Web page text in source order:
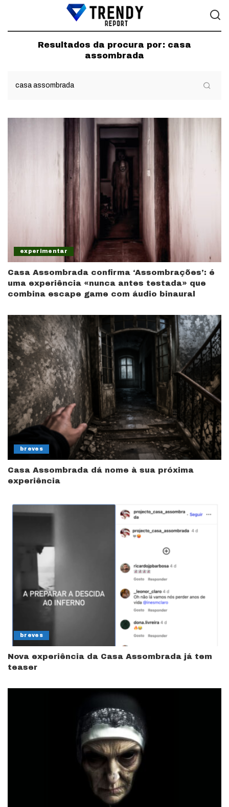
Resultados da procura por: casa
assombrada
experimentar
Casa Assombrada confirma ‘Assombrações’: é
uma experiência «nunca antes testada» que
combina escape game com áudio binaural
breves
Casa Assombrada dá nome à sua próxima
experiência
breves
Nova experiência da Casa Assombrada já tem
teaser